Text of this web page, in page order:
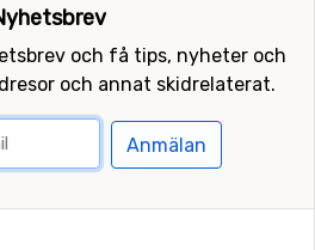
och få tips, nyheter och
och annat skidrelaterat.
Anmälan